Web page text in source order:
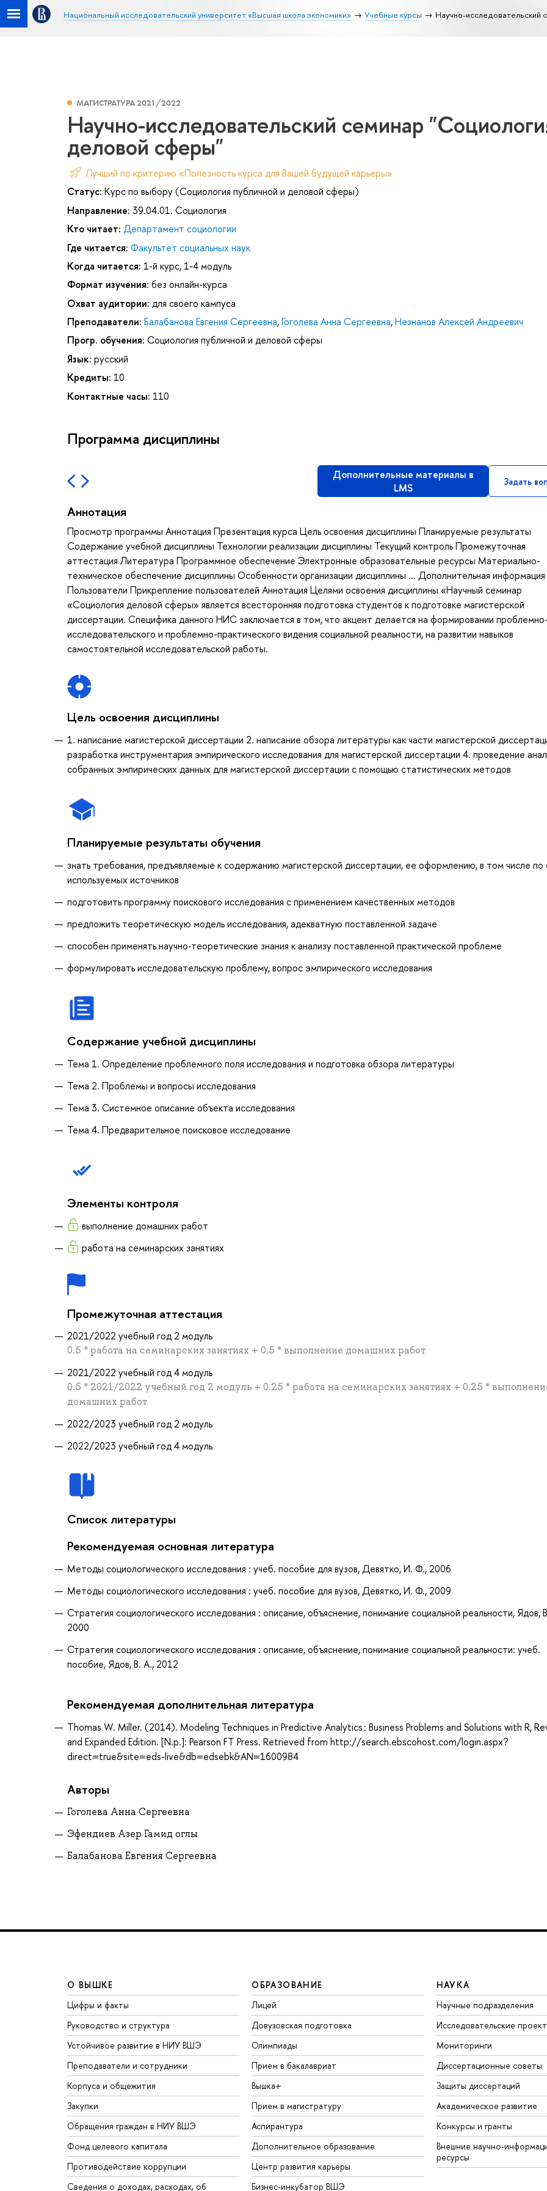
Национальный исследовательский университет «Высшая школа экономики» Учебные курсы Научно-
МАГИСТРАТУРА 2021/2022
Научно-исследовательский семинар
деловой сферы"
Лучший по критерию «Полезность курса для Вашей будущей карьеры»
Статус: Курс по выбору (Социология публичной и деловой сферы)
Направление: 39.04.01. Социология
Кто читает: Департамент социологии
Где читается: Факультет социальных наук
Когда читается: 1-й курс, 1-4 модуль
Формат изучения: без онлайн-курса
Охват аудитории: для своего кампуса
Преподаватели: Балабанова Евгения Сергеевна,Гоголева Анна Сергеевна,Незнанов Алексей Андреевич
Прогр. обучения: Социология публичной и деловой сферы
Язык: русский
Кредиты: 10
Контактные часы: 110
Программа дисциплины
Дополнительные материалы в
LMS
Задать
Аннотация
Просмотр программы Аннотация Презентация курса Цель освоения дисциплины Планируемые результаты
Содержание учебной дисциплины Технологии реализации дисциплины Текущий контроль Промежуточная
аттестация Литература Программное обеспечение Электронные образовательные ресурсы Материально-
техническое обеспечение дисциплины Особенности организации дисциплины ... Дополнительная информация
Пользователи Прикрепление пользователей Аннотация Целями освоения дисциплины «Научный семинар
«Социология деловой сферы» является всесторонняя подготовка студентов к подготовке магистерской
диссертации. Специфика данного НИС заключается в том, что акцент делается на формировании проблемно-
исследовательского и проблемно-практического видения социальной реальности, на развитии навыков
самостоятельной исследовательской работы.
Цель освоения дисциплины
1. написание магистерской диссертации 2. написание обзора литературы как части магистерской
разработка инструментария эмпирического исследования для магистерской диссертации 4. проведение
собранных эмпирических данных для магистерской диссертации с помощью статистических методов
Планируемые результаты обучения
знать требования, предъявляемые к содержанию магистерской диссертации, ее оформлению, в том числе по
используемых источников
подготовить программу поискового исследования с применением качественных методов
предложить теоретическую модель исследования, адекватную поставленной задаче
способен применять научно-теоретические знания к анализу поставленной практической проблеме
формулировать исследовательскую проблему, вопрос эмпирического исследования
Содержание учебной дисциплины
Тема 1. Определение проблемного поля исследования и подготовка обзора литературы
Тема 2. Проблемы и вопросы исследования
Тема 3. Системное описание объекта исследования
Тема 4. Предварительное поисковое исследование
Элементы контроля
выполнение домашних работ
работа на семинарских занятиях
Промежуточная аттестация
2021/2022 учебный год 2 модуль
0.5 * работа на семинарских занятиях + 0.5 * выполнение домашних работ
2021/2022 учебный год 4 модуль
0.5 * 2021/2022 учебный год 2 модуль + 0.25 * работа на семинарских занятиях + 0.25 *
домашних работ
2022/2023 учебный год 2 модуль
2022/2023 учебный год 4 модуль
Список литературы
Рекомендуемая основная литература
Методы социологического исследования : учеб. пособие для вузов, Девятко, И. Ф., 2006
Методы социологического исследования : учеб. пособие для вузов, Девятко, И. Ф., 2009
Стратегия социологического исследования : описание, объяснение, понимание социальной реальности, Ядов,
2000
Стратегия социологического исследования : описание, объяснение, понимание социальной реальности: учеб.
пособие, Ядов, В. А., 2012
Рекомендуемая дополнительная литература
Thomas W. Miller. (2014). Modeling Techniques in Predictive Analytics : Business Problems and Solutions with R,
and Expanded Edition. [N.p.]: Pearson FT Press. Retrieved from http://search.ebscohost.com/login.aspx?
direct=true&site=eds-live&db=edsebk&AN=1600984
Авторы
Гоголева Анна Сергеевна
Эфендиев Азер Гамид оглы
Балабанова Евгения Сергеевна
О ВЫШКЕ
Цифры и факты
Руководство и структура
Устойчивое развитие в НИУ ВШЭ
Преподаватели и сотрудники
Корпуса и общежития
Закупки
Обращения граждан в НИУ ВШЭ
Фонд целевого капитала
Противодействие коррупции
Сведения о доходах, расходах, об
ОБРАЗОВАНИЕ
Лицей
Довузовская подготовка
Олимпиады
Прием в бакалавриат
Вышка+
Прием в магистратуру
Аспирантура
Дополнительное образование
Центр развития карьеры
Бизнес-инкубатор ВШЭ
НАУКА
Научные подразделения
Исследовательские
Мониторинги
Диссертационные советы
Защиты диссертаций
Академическое развитие
Конкурсы и гранты
Внешние научно-
ресурсы